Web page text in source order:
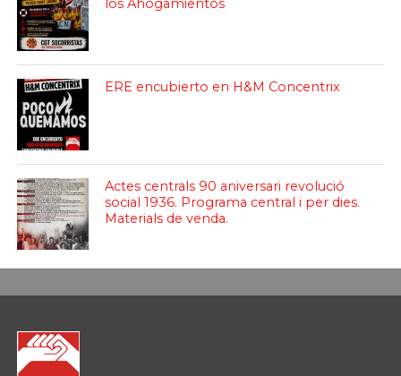
los Ahogamientos
ERE encubierto en H&M Concentrix
Actes centrals 90 aniversari revolució
social 1936. Programa central i per dies.
Materials de venda.